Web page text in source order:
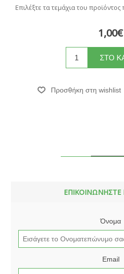
Επιλέξτε τα τεμάχια του
1,00€
Όνομα
Email